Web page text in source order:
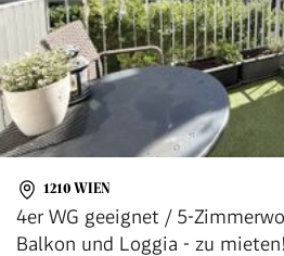
1210 WIEN
4er WG geeignet / 5-
Balkon und Loggia - zu mieten!